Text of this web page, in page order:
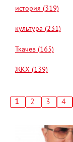
история (319)
культура (231)
Ткачев (165)
ЖКХ (139)
Текущая
1 Страница
2 Страница
3 4